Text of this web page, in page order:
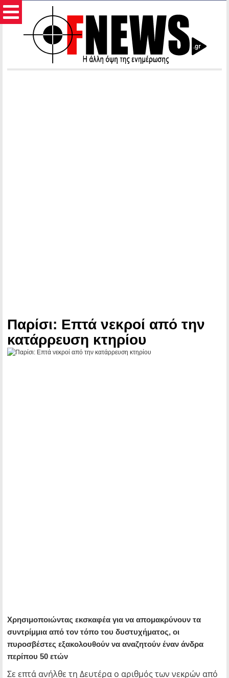
Παρίσι: Επτά νεκροί από την
κατάρρευση κτηρίου
Χρησιμοποιώντας εκσκαφέα για να απομακρύνουν τα
συντρίμμια από τον τόπο του δυστυχήματος, οι
πυροσβέστες εξακολουθούν να αναζητούν έναν άνδρα
περίπου 50 ετών
Σε επτά ανήλθε τη Δευτέρα ο αριθμός των νεκρών από